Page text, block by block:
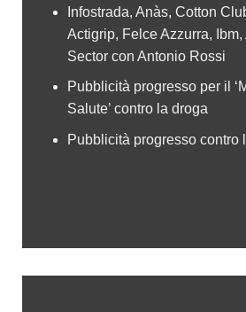
Infostrada, Anàs, Cotton
Actigrip, Felce Azzurra,
Sector con Antonio Rossi
Pubblicità progresso per il
Salute’ contro la droga
Pubblicità progresso contro